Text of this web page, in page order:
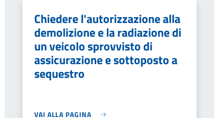
Chiedere l'autorizzazione alla
demolizione e la radiazione di
un veicolo sprovvisto di
assicurazione e sottoposto a
sequestro
VAI ALLA PAGINA